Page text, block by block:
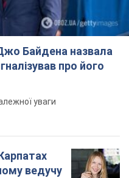
Байдена назвала
про його
уваги
ведучу